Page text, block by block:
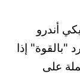
أندرو
"بالقوة" إذا
على